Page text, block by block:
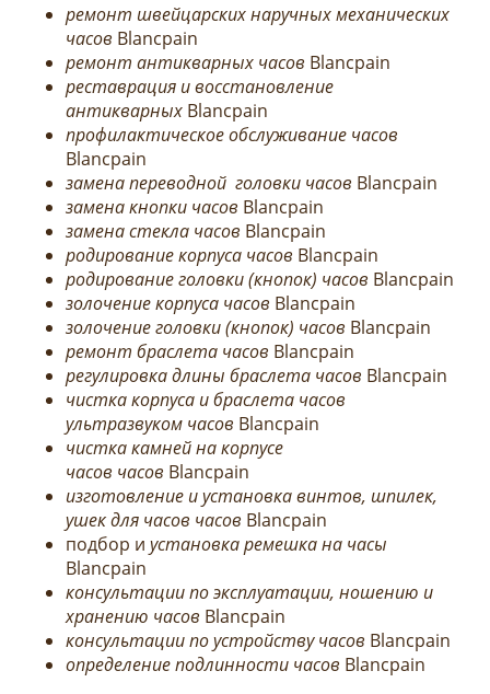
ремонт швейцарских наручных механических
часов Blancpain
ремонт антикварных часов Blancpain
реставрация и восстановление
антикварных Blancpain
профилактическое обслуживание часов
Blancpain
замена переводной головки часов Blancpain
замена кнопки часов Blancpain
замена стекла часов Blancpain
родирование корпуса часов Blancpain
родирование головки (кнопок) часов Blancpain
золочение корпуса часов Blancpain
золочение головки (кнопок) часов Blancpain
ремонт браслета часов Blancpain
регулировка длины браслета часов Blancpain
чистка корпуса и браслета часов
ультразвуком часов Blancpain
чистка камней на корпусе
часов часов Blancpain
изготовление и установка винтов, шпилек,
ушек для часов часов Blancpain
подбор и установка ремешка на часы
Blancpain
консультации по эксплуатации, ношению и
хранению часов Blancpain
консультации по устройству часов Blancpain
определение подлинности часов Blancpain